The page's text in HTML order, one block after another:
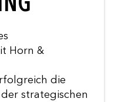
Horn &
die
strategischen